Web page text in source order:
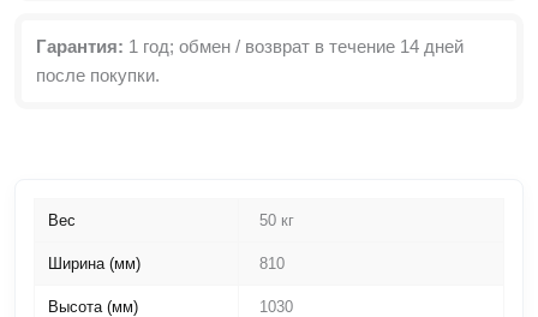
Гарантия: 1 год; обмен / возврат в течение 14 дней
после покупки.
Вес 50 кг
Ширина (мм) 810
Высота (мм) 1030